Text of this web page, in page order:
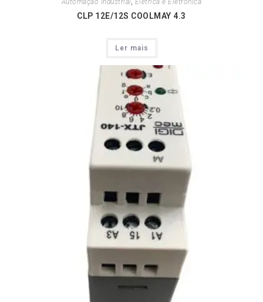
Automação Industrial, Elétrica e Eletrônica
CLP 12E/12S COOLMAY 4.3
Ler mais